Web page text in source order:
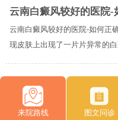
云南白癜风较好的医院-
云南白癜风较好的医院-如何正
现皮肤上出现了一片片异常的白
来院路线 图文问诊